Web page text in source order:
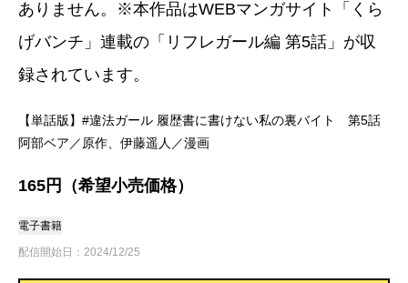
ありません。※本作品はWEBマンガサイト「くら
げバンチ」連載の「リフレガール編 第5話」が収
録されています。
【単話版】#違法ガール 履歴書に書けない私の裏バイト 第5話
阿部ベア／原作、伊藤遥人／漫画
165円（希望小売価格）
電子書籍
配信開始日：2024/12/25